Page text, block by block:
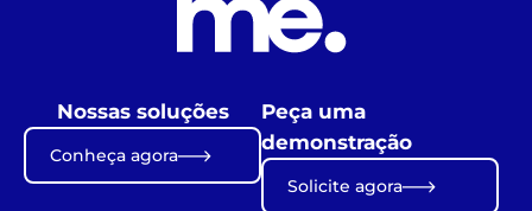
Nossas soluções
Conheça agora
Peça uma
demonstração
Solicite agora